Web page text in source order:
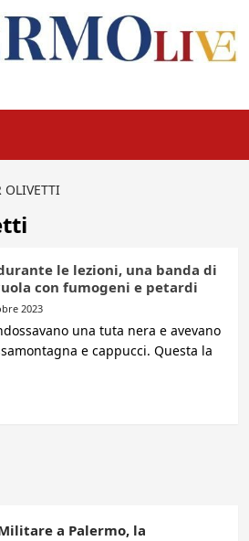
OLIVETTI
le lezioni, una banda di
con fumogeni e petardi
2023
una tuta nera e avevano
e cappucci. Questa la
a Palermo, la